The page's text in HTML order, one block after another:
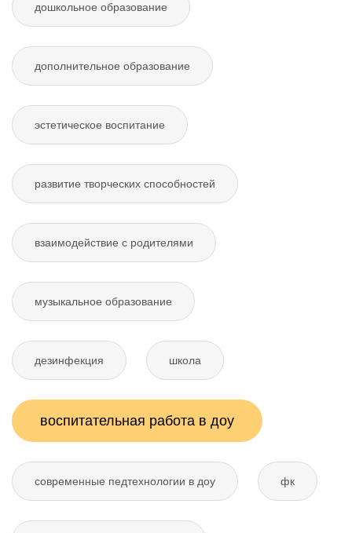
дошкольное образование
дополнительное образование
эстетическое воспитание
развитие творческих способностей
взаимодействие с родителями
музыкальное образование
дезинфекция школа
воспитательная работа в доу
современные педтехнологии в доу фк